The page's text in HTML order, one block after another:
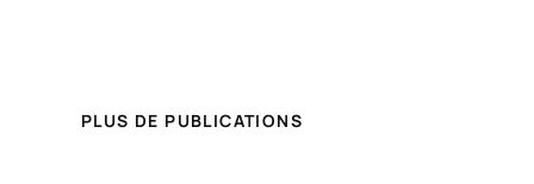
PLUS DE PUBLICATIONS